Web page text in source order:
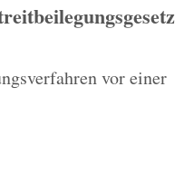
vor einer